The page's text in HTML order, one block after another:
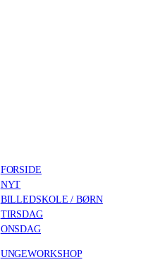
FORSIDE
NYT
BILLEDSKOLE / BØRN
TIRSDAG
ONSDAG
UNGEWORKSHOP